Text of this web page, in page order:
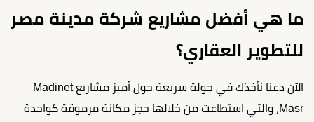
ما هي أفضل مشاريع شركة مدينة مصر
للتطوير العقاري؟
الآن دعنا نأخذك في جولة سريعة حول أميز مشاريع Madinet
Masr، والتي استطاعت من خلالها حجز مكانة مرموقة كواحدة